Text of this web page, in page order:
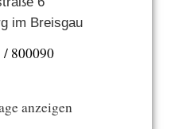
im Breisgau
/ 800090
anzeigen